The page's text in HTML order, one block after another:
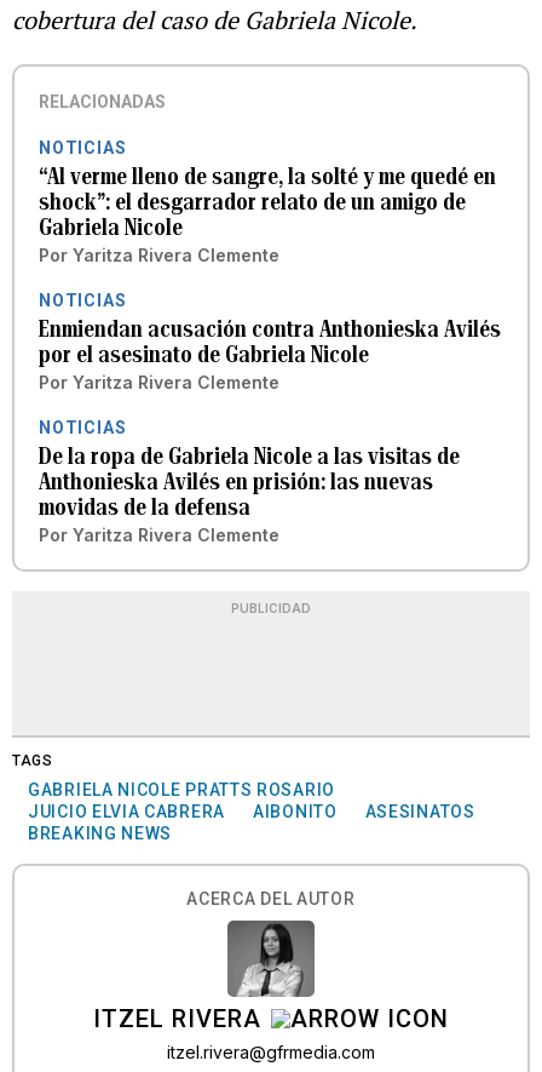
cobertura del caso de Gabriela Nicole.
RELACIONADAS
NOTICIAS
“Al verme lleno de sangre, la solté y me quedé en
shock”: el desgarrador relato de un amigo de
Gabriela Nicole
Por Yaritza Rivera Clemente
NOTICIAS
Enmiendan acusación contra Anthonieska Avilés
por el asesinato de Gabriela Nicole
Por Yaritza Rivera Clemente
NOTICIAS
De la ropa de Gabriela Nicole a las visitas de
Anthonieska Avilés en prisión: las nuevas
movidas de la defensa
Por Yaritza Rivera Clemente
PUBLICIDAD
TAGS
GABRIELA NICOLE PRATTS ROSARIO
JUICIO ELVIA CABRERA
AIBONITO
ASESINATOS
BREAKING NEWS
ACERCA DEL AUTOR
ITZEL RIVERA
itzel.rivera@gfrmedia.com